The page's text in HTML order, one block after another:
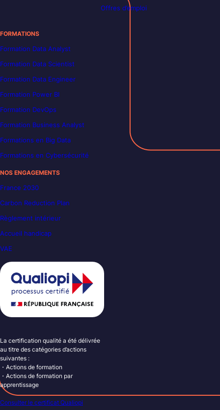
Offres d’emploi
FORMATIONS
Formation Data Analyst
Formation Data Scientist
Formation Data Engineer
Formation Power BI
Formation DevOps
Formation Business Analyst
Formations en Big Data
Formations en Cybersécurité
NOS ENGAGEMENTS
France 2030
Carbon Reduction Plan
Règlement intérieur
Accueil handicap
VAE
La certification qualité a été délivrée
au titre des catégories d’actions
suivantes :
・Actions de formation
・Actions de formation par
apprentissage
Consulter le certificat Qualiopi